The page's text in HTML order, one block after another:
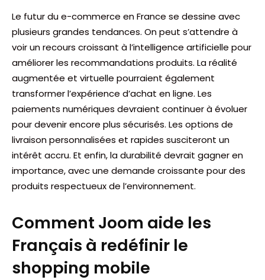
Le futur du e-commerce en France se dessine avec
plusieurs grandes tendances. On peut s’attendre à
voir un recours croissant à l’intelligence artificielle pour
améliorer les recommandations produits. La réalité
augmentée et virtuelle pourraient également
transformer l’expérience d’achat en ligne. Les
paiements numériques devraient continuer à évoluer
pour devenir encore plus sécurisés. Les options de
livraison personnalisées et rapides susciteront un
intérêt accru. Et enfin, la durabilité devrait gagner en
importance, avec une demande croissante pour des
produits respectueux de l’environnement.
Comment Joom aide les
Français à redéfinir le
shopping mobile